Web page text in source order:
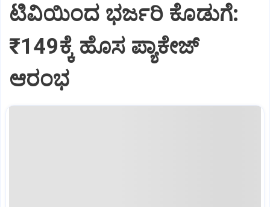
ಟಿವಿಯಿಂದ ಭರ್ಜರಿ ಕೊಡುಗೆ:
₹149ಕ್ಕೆ ಹೊಸ ಪ್ಯಾಕೇಜ್
ಆರಂಭ